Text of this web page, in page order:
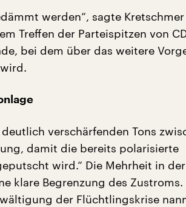
werden“, sagte
Treffen der Parteispitzen von
bei dem über das weitere
verschärfenden Tons
damit die bereits polarisierte
wird.“ Die Mehrheit in der
klare Begrenzung des Zustroms.
der Flüchtlingskrise